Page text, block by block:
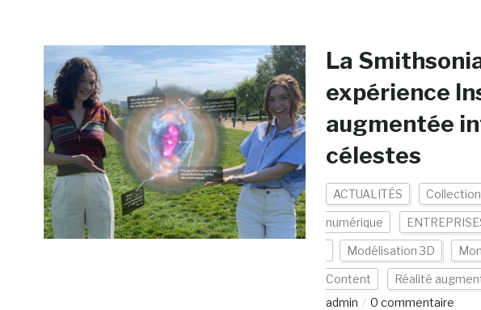
La
expérience
augmentée
célestes
ACTUALITÉS
numérique
Modélisation 3D
Content Réalité
admin
0 commentaire